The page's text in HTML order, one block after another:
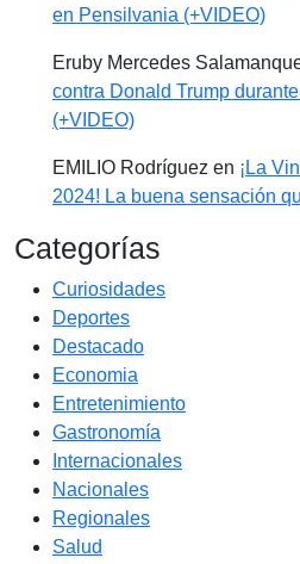
en Pensilvania (+VIDEO)
Eruby Mercedes
contra Donald Trump
(+VIDEO)
EMILIO Rodríguez en ¡La
2024! La buena sensación
Categorías
Curiosidades
Deportes
Destacado
Economia
Entretenimiento
Gastronomía
Internacionales
Nacionales
Regionales
Salud